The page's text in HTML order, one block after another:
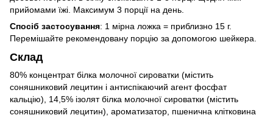
прийомами їжі. Максимум 3 порції на день.
Спосіб застосування: 1 мірна ложка = приблизно 15 г.
Перемішайте рекомендовану порцію за допомогою шейкера.
Склад
80% концентрат білка молочної сироватки (містить
соняшниковий лецитин і антиспікаючий агент фосфат
кальцію), 14,5% ізолят білка молочної сироватки (містить
соняшниковий лецитин), ароматизатор, пшенична клітковина